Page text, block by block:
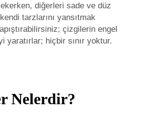
diğerleri sade ve düz
tarzlarını yansıtmak
çizgilerin engel
hiçbir sınır yoktur.
Nelerdir?